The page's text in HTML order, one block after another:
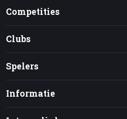
Competities
Clubs
Spelers
Informatie